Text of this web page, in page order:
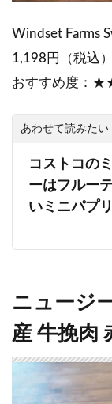
Windset Farms
1,198円（税込
おすすめ度
あわせて読みたい
コストコの
ーはフルー
いミニパプ
ニュージ
産 牛挽肉